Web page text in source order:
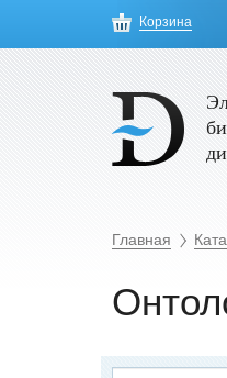
Корзина
Главная